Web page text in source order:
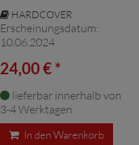
HARDCOVER
Erscheinungsdatum:
10.06.2024
24,00 € *
lieferbar innerhalb von
3-4 Werktagen
In den Warenkorb